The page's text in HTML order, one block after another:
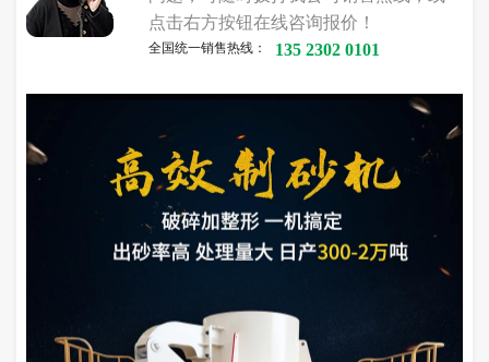
点击右方按钮在线咨询报价！
全国统一销售热线： 135 2302 0101